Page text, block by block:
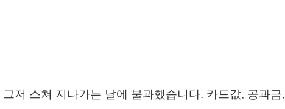
저 스쳐 지나가는 날에 불과했습니다. 카드값, 공과금,